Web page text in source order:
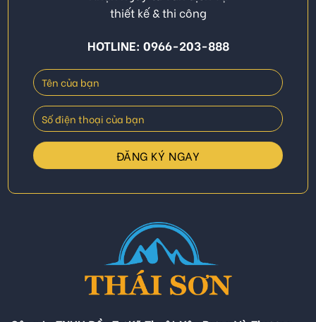
thiết kế & thi công
HOTLINE: 0966-203-888